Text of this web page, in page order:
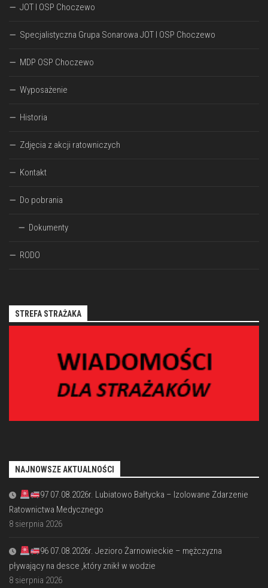
JOT I OSP Choczewo
Specjalistyczna Grupa Sonarowa JOT I OSP Choczewo
MDP OSP Choczewo
Wyposażenie
Historia
Zdjęcia z akcji ratowniczych
Kontakt
Do pobrania
Dokumenty
RODO
STREFA STRAŻAKA
NAJNOWSZE AKTUALNOŚCI
97 07.08.2026r. Lubiatowo Bałtycka – Izolowane Zdarzenie
Ratownictwa Medycznego
8 sierpnia 2026
96 07.08.2026r. Jezioro Żarnowieckie – mężczyzna
pływający na desce ,który znikł w wodzie
8 sierpnia 2026